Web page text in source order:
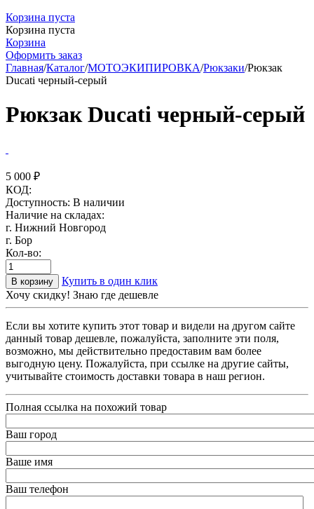
Корзина пуста
Корзина пуста
Корзина
Оформить заказ
Главная/Каталог/МОТОЭКИПИРОВКА/Рюкзаки/Рюкзак
Ducati черный-серый
Рюкзак Ducati черный-серый
5 000 ₽
КОД:
Доступность: В наличии
Наличие на складах:
г. Нижний Новгород
г. Бор
Кол-во:
В корзину
Купить в один клик
Хочу скидку! Знаю где дешевле
Если вы хотите купить этот товар и видели на другом сайте
данный товар дешевле, пожалуйста, заполните эти поля,
возможно, мы действительно предоставим вам более
выгодную цену. Пожалуйста, при ссылке на другие сайты,
учитывайте стоимость доставки товара в наш регион.
Полная ссылка на похожий товар
Ваш город
Ваше имя
Ваш телефон